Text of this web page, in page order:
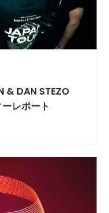
& DAN STEZO
レポート